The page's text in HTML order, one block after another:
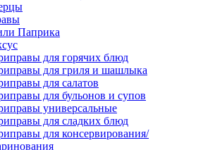
Паприка
для горячих блюд
для гриля и шашлыка
для салатов
для бульонов и супов
универсальные
для сладких блюд
для консервирования/